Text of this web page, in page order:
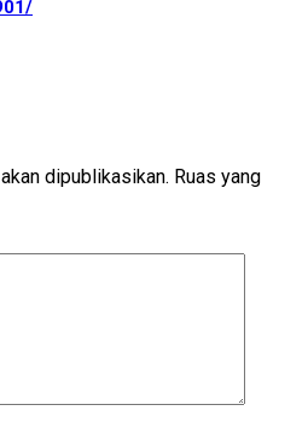
dipublikasikan. Ruas yang